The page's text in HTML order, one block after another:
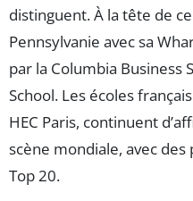
distinguent. À la tête de
Pennsylvanie avec sa
par la Columbia Business
School. Les écoles
HEC Paris, continuent
scène mondiale, avec
Top 20.